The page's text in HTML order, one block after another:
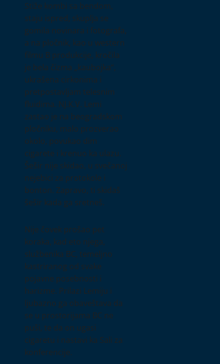
Stiže kombi sa bendom,
staju ispred, skuplja se
gomila novinara i fotografa,
a na pločnik, kao u western
filmu B produkcije, kročila
je bela čizma „kaubojka“,
ukrašena cirkonima i
pretpostavljam telesnim
fluidima. NJ.K.V. Lemi
zastao je na beogradskom
pločniku, malo prozverao
okolo, povukao dim
cigarete i krenuo ka ulazu.
Šešir nije skidao, u svečanoj
nejebici za protokole i
bonton. Zapravo, ti skidaš
šešir kada ga sretneš.
Nije čovek prošao pet
koraka, kad eto njega,
službenika BC, temeljno
kastriranog od svake
pojavne posebnosti i
harizme. Prilazi Lemiju i
ljubazno ga obaveštava da
se u prostorijama BC ne
puši, te da on ugasi
cigaretu i nastavi ka Sali za
konferencije.